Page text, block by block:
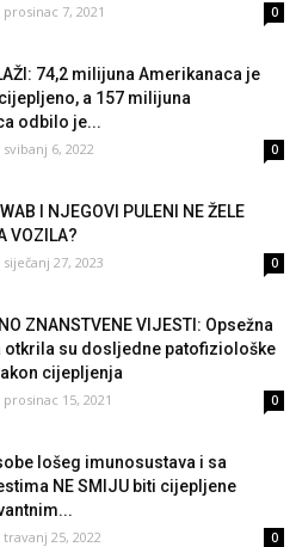
prosinac 7, 2021 0
74,2 milijuna Amerikanaca je
a 157 milijuna
odbilo je...
svibanj 6, 2022 0
I NJEGOVI PULENI NE ŽELE
VOZILA?
siječanj 27, 2023 0
ZNANSTVENE VIJESTI: Opsežna
otkrila su dosljedne patofiziološke
cijepljenja
prosinac 15, 2021 0
lošeg imunosustava i sa
NE SMIJU biti cijepljene
travanj 25, 2022 0